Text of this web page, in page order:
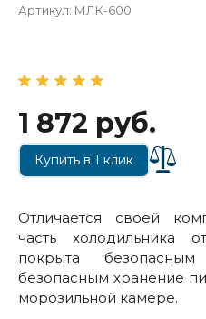
Артикул: МЛК-600
1 872 руб.
Купить в 1 клик
Отличается своей
часть холодильника
покрыта
безопасным хранение
морозильной камере.